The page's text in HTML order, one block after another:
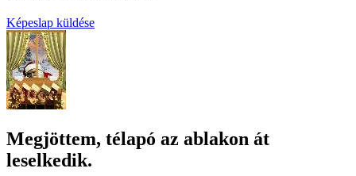
Képeslap küldése
Megjöttem, télapó az ablakon át
leselkedik.